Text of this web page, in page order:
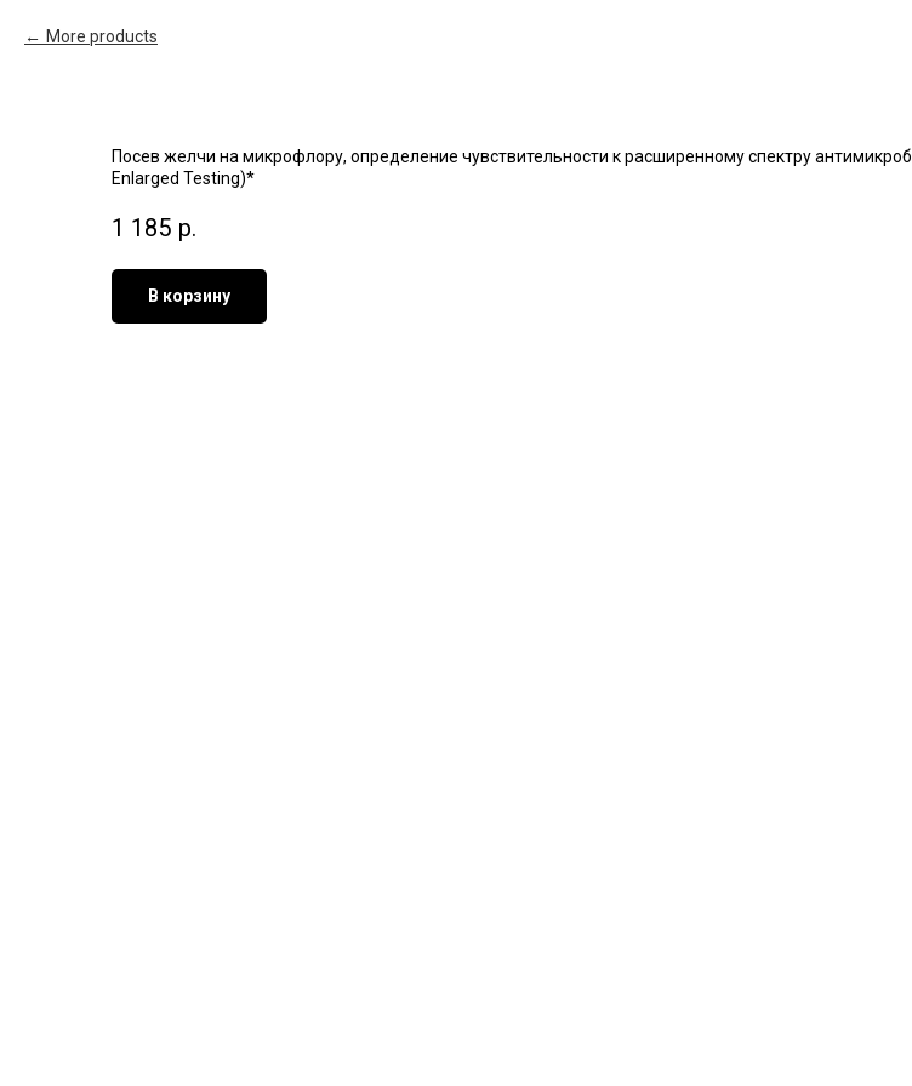
More products
Посев желчи на микрофлору, определение чувствительности к расширенному спектру
Enlarged Testing)*
1 185 р.
В корзину